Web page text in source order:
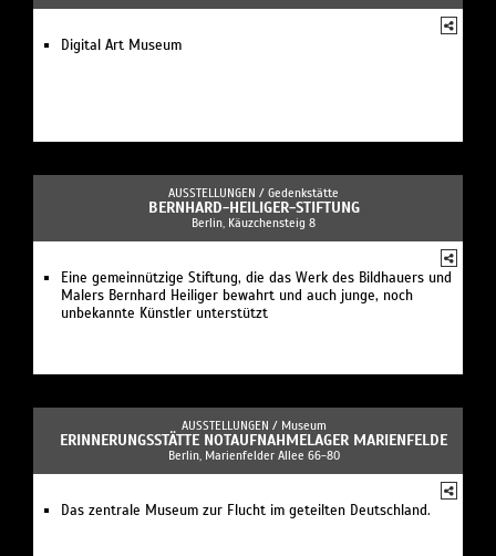
Digital Art Museum
AUSSTELLUNGEN / Gedenkstätte
BERNHARD-HEILIGER-STIFTUNG
Berlin, Käuzchensteig 8
Eine gemeinnützige Stiftung, die das Werk des Bildhauers und
Malers Bernhard Heiliger bewahrt und auch junge, noch
unbekannte Künstler unterstützt
AUSSTELLUNGEN / Museum
ERINNERUNGSSTÄTTE NOTAUFNAHMELAGER MARIENFELDE
Berlin, Marienfelder Allee 66-80
Das zentrale Museum zur Flucht im geteilten Deutschland.